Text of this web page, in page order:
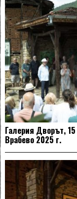
Галерия Дворът,
Врабево 2025 г.